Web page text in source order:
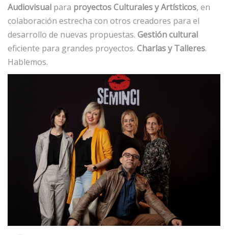
Audiovisual para proyectos Culturales y Artísticos, en
colaboración estrecha con otros creadores para el
desarrollo de nuevas propuestas. Gestión cultural
eficiente para grandes proyectos. Charlas y Talleres.
Hablemos.